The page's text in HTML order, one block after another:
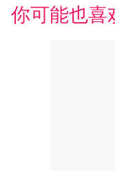
你可能也喜